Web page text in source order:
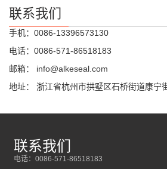
联系我们
手机：0086-13396573130
电话：0086-571-86518183
邮箱：
info@alkeseal.com
地址： 浙江省杭州市拱墅区石桥街道康宁
联系我们
电话：0086-571-86518183